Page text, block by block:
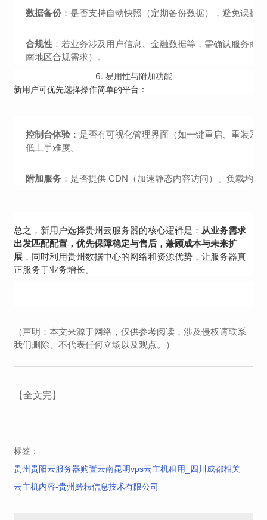
数据备份 ：是否支持自动快照（定期备份数据），避免误操
合规性 ：若业务涉及用户信息、金融数据等，需确认服务
南地区合规需求）。
6. 易用性与附加功能
新用户可优先选择操作简单的平台：
控制台体验 ：是否有可视化管理界面（如一键重启、重装系
低上手难度。
附加服务 ：是否提供 CDN（加速静态内容访问）、负载均
总之，新用户选择贵州云服务器的核心逻辑是：从业务需求
出发匹配配置，优先保障稳定与售后，兼顾成本与未来扩
展 ，同时利用贵州数据中心的网络和资源优势，让服务器真
正服务于业务增长。
（声明：本文来源于网络，仅供参考阅读，涉及侵权请联系
我们删除、不代表任何立场以及观点。）
【全文完】
标签：
贵州贵阳云服务器购置云南昆明vps云主机租用_四川成都相关
云主机内容-贵州黔耘信息技术有限公司